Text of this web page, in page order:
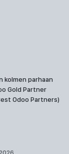
kolmen parhaan
Gold Partner
Odoo Partners)